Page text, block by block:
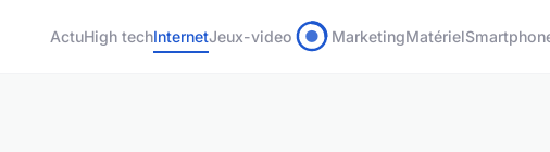
ActuHigh techInternetJeux-video MarketingMatériel